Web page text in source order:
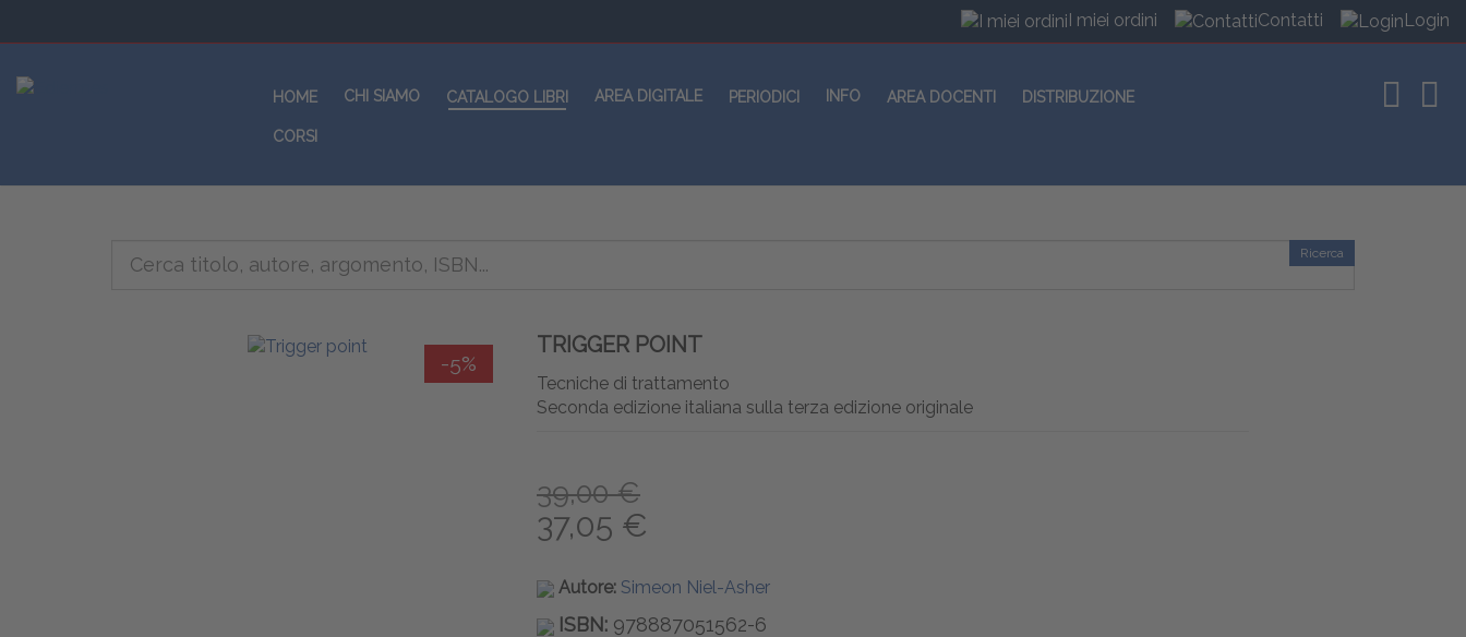
I miei ordini Contatti Login
HOME CHI SIAMO CATALOGO LIBRI AREA DIGITALE PERIODICI INFO AREA DOCENTI DISTRIBUZIONE
CORSI
Ricerca
-5%
TRIGGER POINT
Tecniche di trattamento
Seconda edizione italiana sulla terza edizione originale
39,00 €
37,05 €
Autore: Simeon Niel-Asher
ISBN: 978887051562-6